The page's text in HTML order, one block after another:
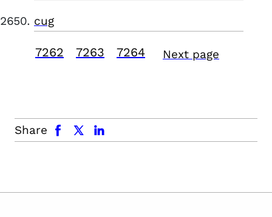
cug
7262 7263 7264 Next page
Share
facebook x.com linkedin